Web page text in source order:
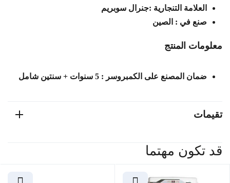
العلامة التنجارية :جنرال سوبريم
صنع في : الصين
معلومات المنتج
ضمان المصنع على الكمبروسر : 5 سنوات + سنتين شامل
تقيمات
قد تكون مهتما